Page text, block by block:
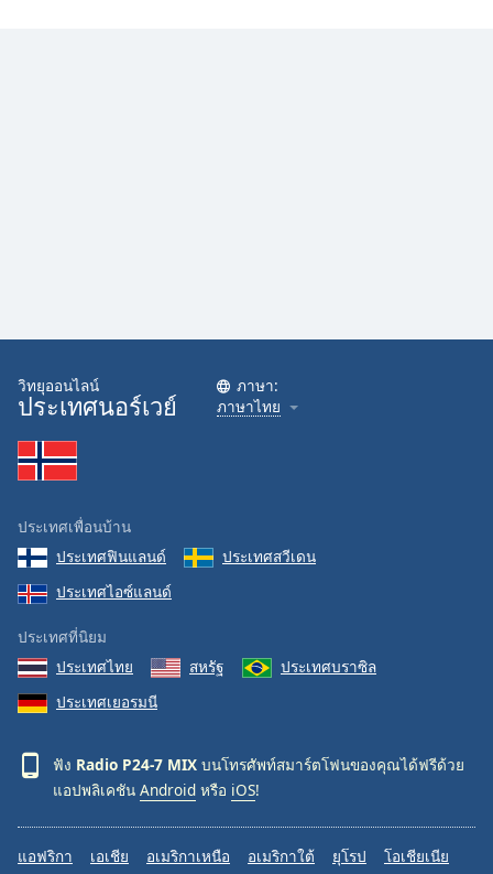
Font
Family
Reset
Close
Modal
Dialog
window.
วิทยุออนไลน์
ประเทศนอร์เวย์
ภาษา:
ภาษาไทย
ประเทศเพื่อนบ้าน
ประเทศฟินแลนด์
ประเทศสวีเดน
ประเทศไอซ์แลนด์
ประเทศที่นิยม
ประเทศไทย
สหรัฐ
ประเทศบราซิล
ประเทศเยอรมนี
ฟัง Radio P24-7 MIX บนโทรศัพท์สมาร์ตโฟนของคุณได้ฟรีด้วย
แอปพลิเคชัน Android หรือ iOS!
แอฟริกา เอเชีย อเมริกาเหนือ อเมริกาใต้ ยุโรป โอเชียเนีย